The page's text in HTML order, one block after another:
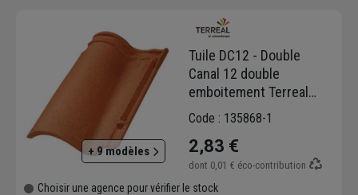
+ 9 modèles
Tuile DC12 - Double
Canal 12 double
emboitement Terreal
1DG - Castelviel
Code : 135868-1
2,83 €
dont 0,01 € éco-contribution
Choisir une agence pour vérifier le stock